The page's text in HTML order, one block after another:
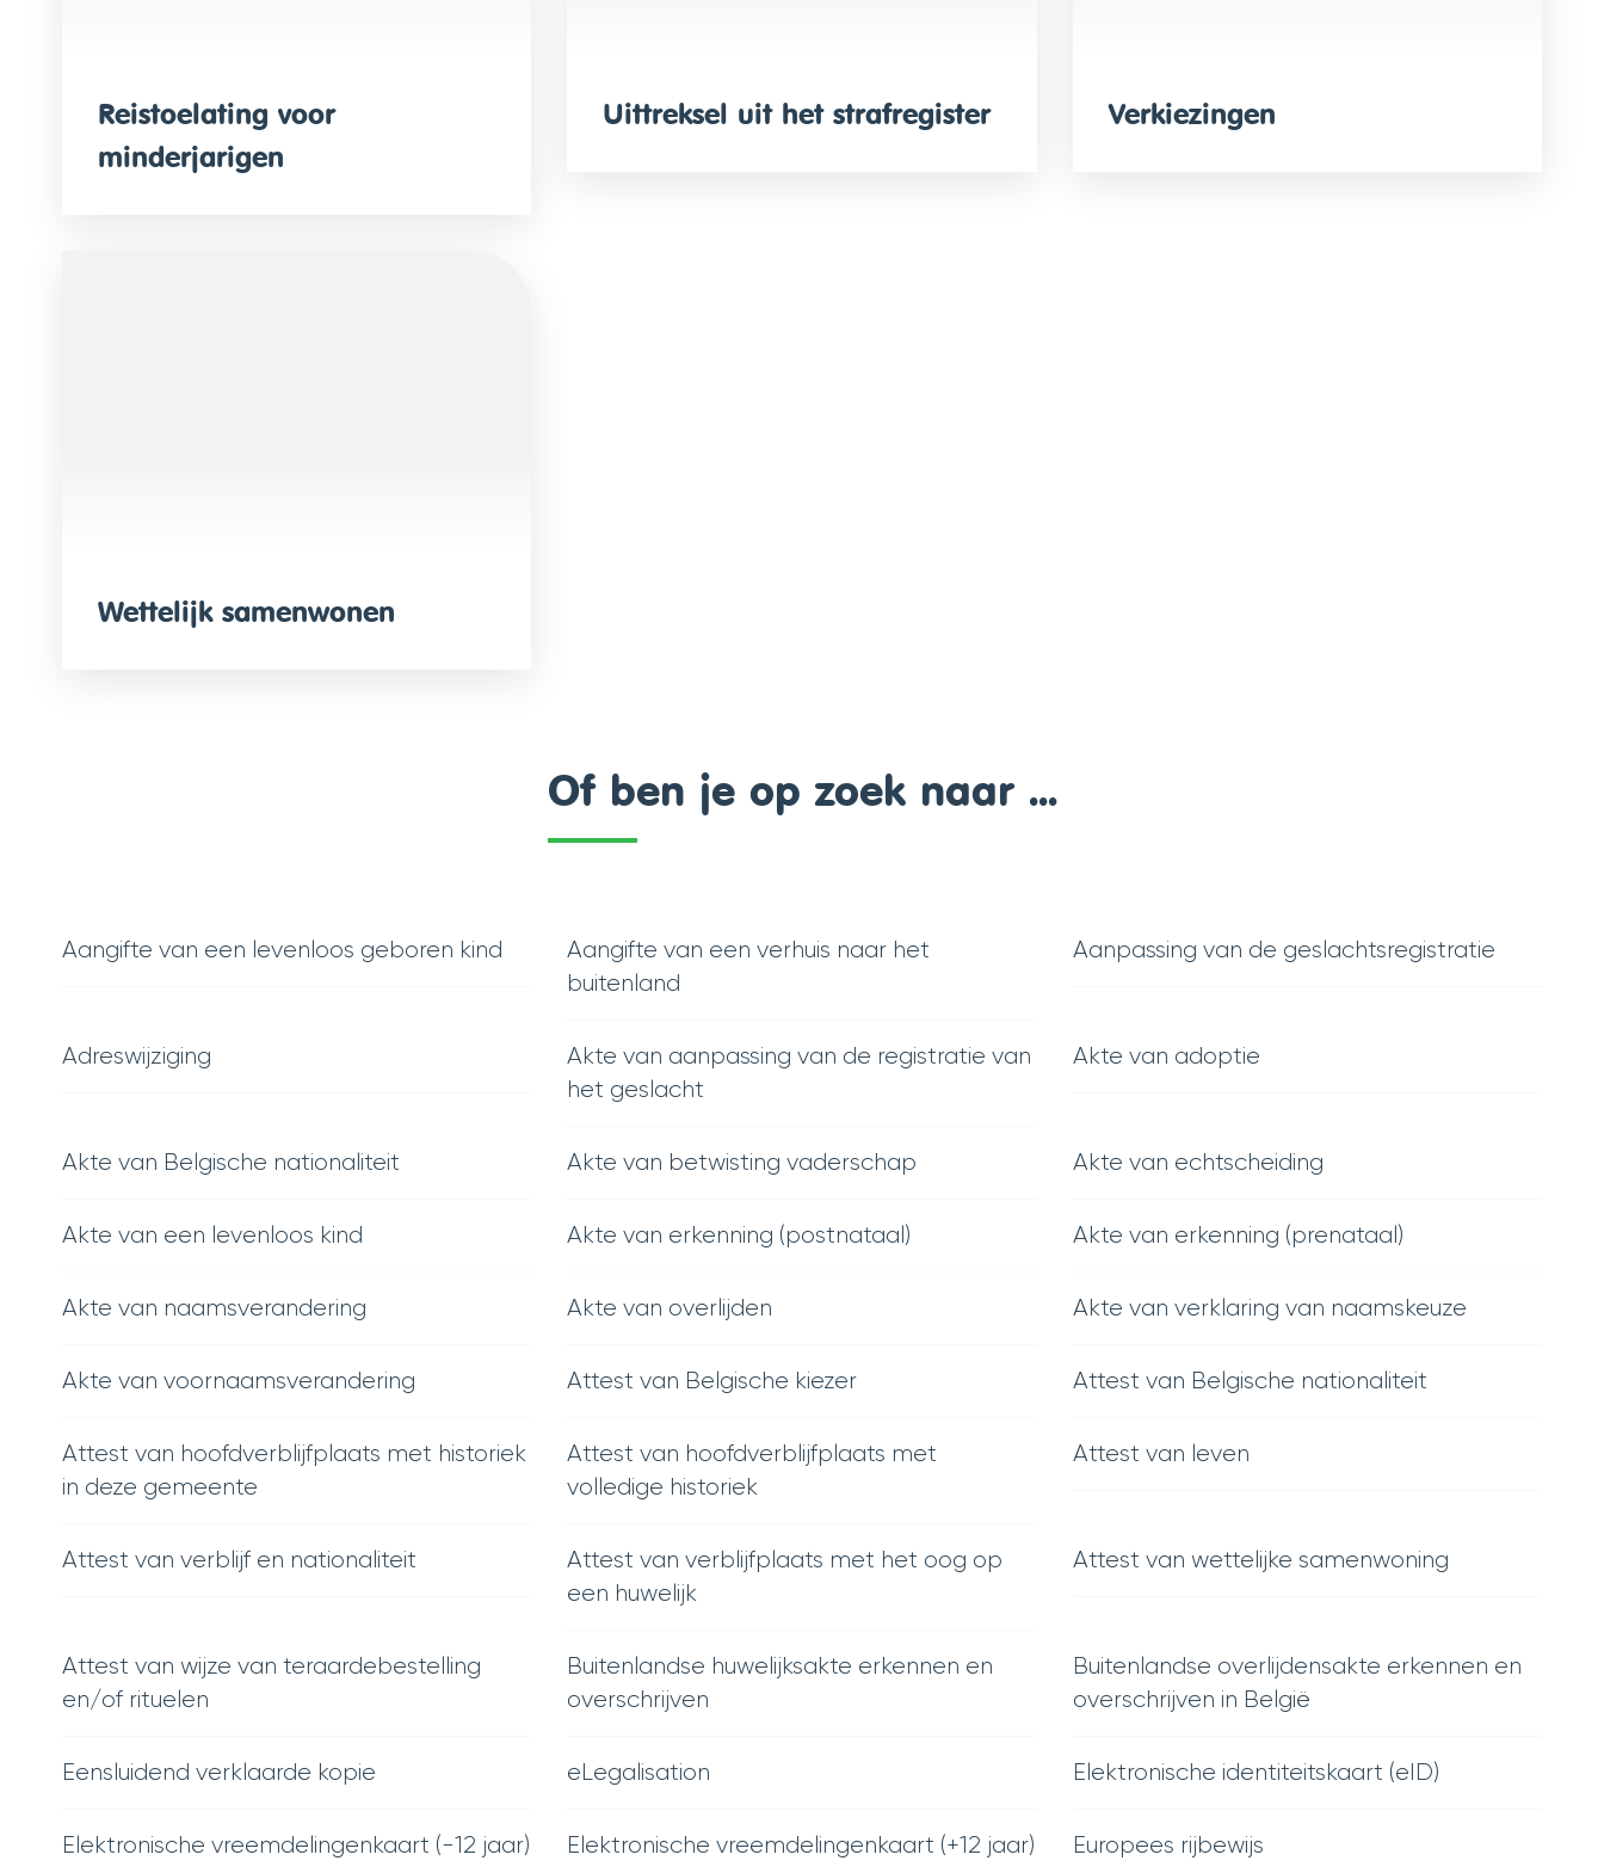
Reistoelating voor
minderjarigen
Uittreksel uit het strafregister Verkiezingen
Wettelijk samenwonen
Of ben je op zoek naar ...
Aangifte van een levenloos geboren kind
Aangifte van een verhuis naar het
buitenland
Aanpassing van de geslachtsregistratie
Adreswijziging
Akte van aanpassing van de registratie van
het geslacht
Akte van adoptie
Akte van Belgische nationaliteit Akte van betwisting vaderschap Akte van echtscheiding
Akte van een levenloos kind Akte van erkenning (postnataal) Akte van erkenning (prenataal)
Akte van naamsverandering Akte van overlijden Akte van verklaring van naamskeuze
Akte van voornaamsverandering Attest van Belgische kiezer Attest van Belgische nationaliteit
Attest van hoofdverblijfplaats met historiek
in deze gemeente
Attest van hoofdverblijfplaats met
volledige historiek
Attest van leven
Attest van verblijf en nationaliteit
Attest van verblijfplaats met het oog op
een huwelijk
Attest van wettelijke samenwoning
Attest van wijze van teraardebestelling
en/of rituelen
Buitenlandse huwelijksakte erkennen en
overschrijven
Buitenlandse overlijdensakte erkennen en
overschrijven in België
Eensluidend verklaarde kopie eLegalisation Elektronische identiteitskaart (eID)
Elektronische vreemdelingenkaart (-12 jaar) Elektronische vreemdelingenkaart (+12 jaar) Europees rijbewijs